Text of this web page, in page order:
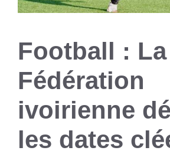
Football : La
Fédération
ivoirienne
les dates